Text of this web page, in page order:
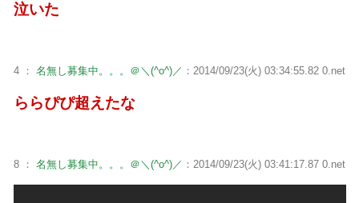
泣いた
4 ： 名無し募集中。。。＠＼(^o^)／ ：2014/09/23(火) 03:34:55.82 0.net
ららぴぴ超えたな
8 ： 名無し募集中。。。＠＼(^o^)／ ：2014/09/23(火) 03:41:17.87 0.net